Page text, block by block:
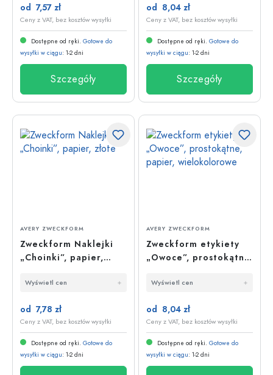
od 7,57 zł
Ceny z VAT, bez kosztów wysyłki
Dostępne od ręki. Gotowe do
wysyłki w ciągu: 1-2 dni
Szczegóły
od 8,04 zł
Ceny z VAT, bez kosztów wysyłki
Dostępne od ręki. Gotowe do
wysyłki w ciągu: 1-2 dni
Szczegóły
AVERY ZWECKFORM
Zweckform Naklejki
„Choinki”, papier,
Wyświetl cen
od 7,78 zł
Ceny z VAT, bez kosztów wysyłki
Dostępne od ręki. Gotowe do
wysyłki w ciągu: 1-2 dni
AVERY ZWECKFORM
Zweckform etykiety
„Owoce”, prostokątne,
Wyświetl cen
od 8,04 zł
Ceny z VAT, bez kosztów wysyłki
Dostępne od ręki. Gotowe do
wysyłki w ciągu: 1-2 dni